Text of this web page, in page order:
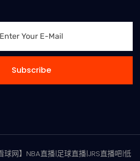
Subscribe
网】NBA直播|足球直播|JRS直播吧|低